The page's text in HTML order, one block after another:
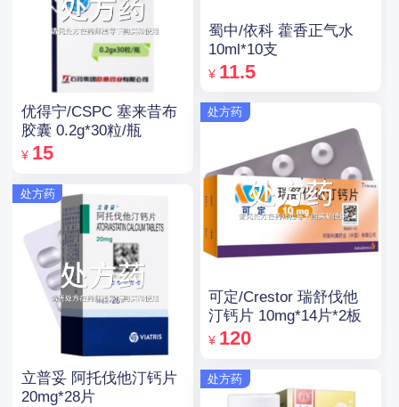
优得宁/CSPC 塞来昔布
胶囊 0.2g*30粒/瓶
¥ 15
处方药
立普妥 阿托伐他汀钙片
20mg*28片
蜀中/依科 藿香正气水
10ml*10支
¥ 11.5
处方药
可定/Crestor 瑞舒伐他
汀钙片 10mg*14片*2板
¥ 120
处方药